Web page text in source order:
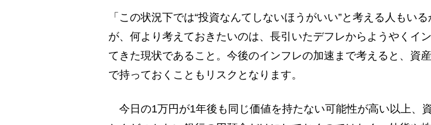
「この状況下では“投資なんてしないほうがいい”と考える人もい
が、何より考えておきたいのは、長引いたデフレからようやくイ
てきた現状であること。今後のインフレの加速まで考えると、資
で持っておくこともリスクとなります。
今日の1万円が1年後も同じ価値を持たない可能性が高い以上、